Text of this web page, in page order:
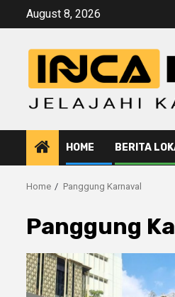
August 8, 2026
HOME BERITA
Home Panggung Karnaval
Panggung